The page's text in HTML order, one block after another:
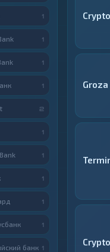
Groza
1
1
1
1
2
1
1
1
1
1
банк 1